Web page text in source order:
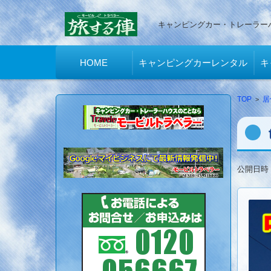
キャンピングカー・トレーラ
コンテンツに移動
HOME キャンピングカーレンタル
TOP>居
公開日時